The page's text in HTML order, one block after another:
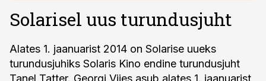
Solarisel uus turundusjuht
Alates 1. jaanuarist 2014 on Solarise uueks
turundusjuhiks Solaris Kino endine turundusjuht
Tanel Tatter. Georgi Viies asub alates 1. jaanuarist